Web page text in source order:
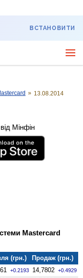
ВСТАНОВИТИ
» 13.08.2014
Мінфін
Mastercard
(грн.)
Продаж (грн.)
+0.2193 14,7802 +0.4929